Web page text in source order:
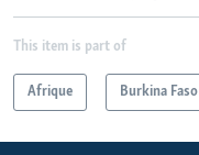
This item is part of
Afrique Burkina Faso